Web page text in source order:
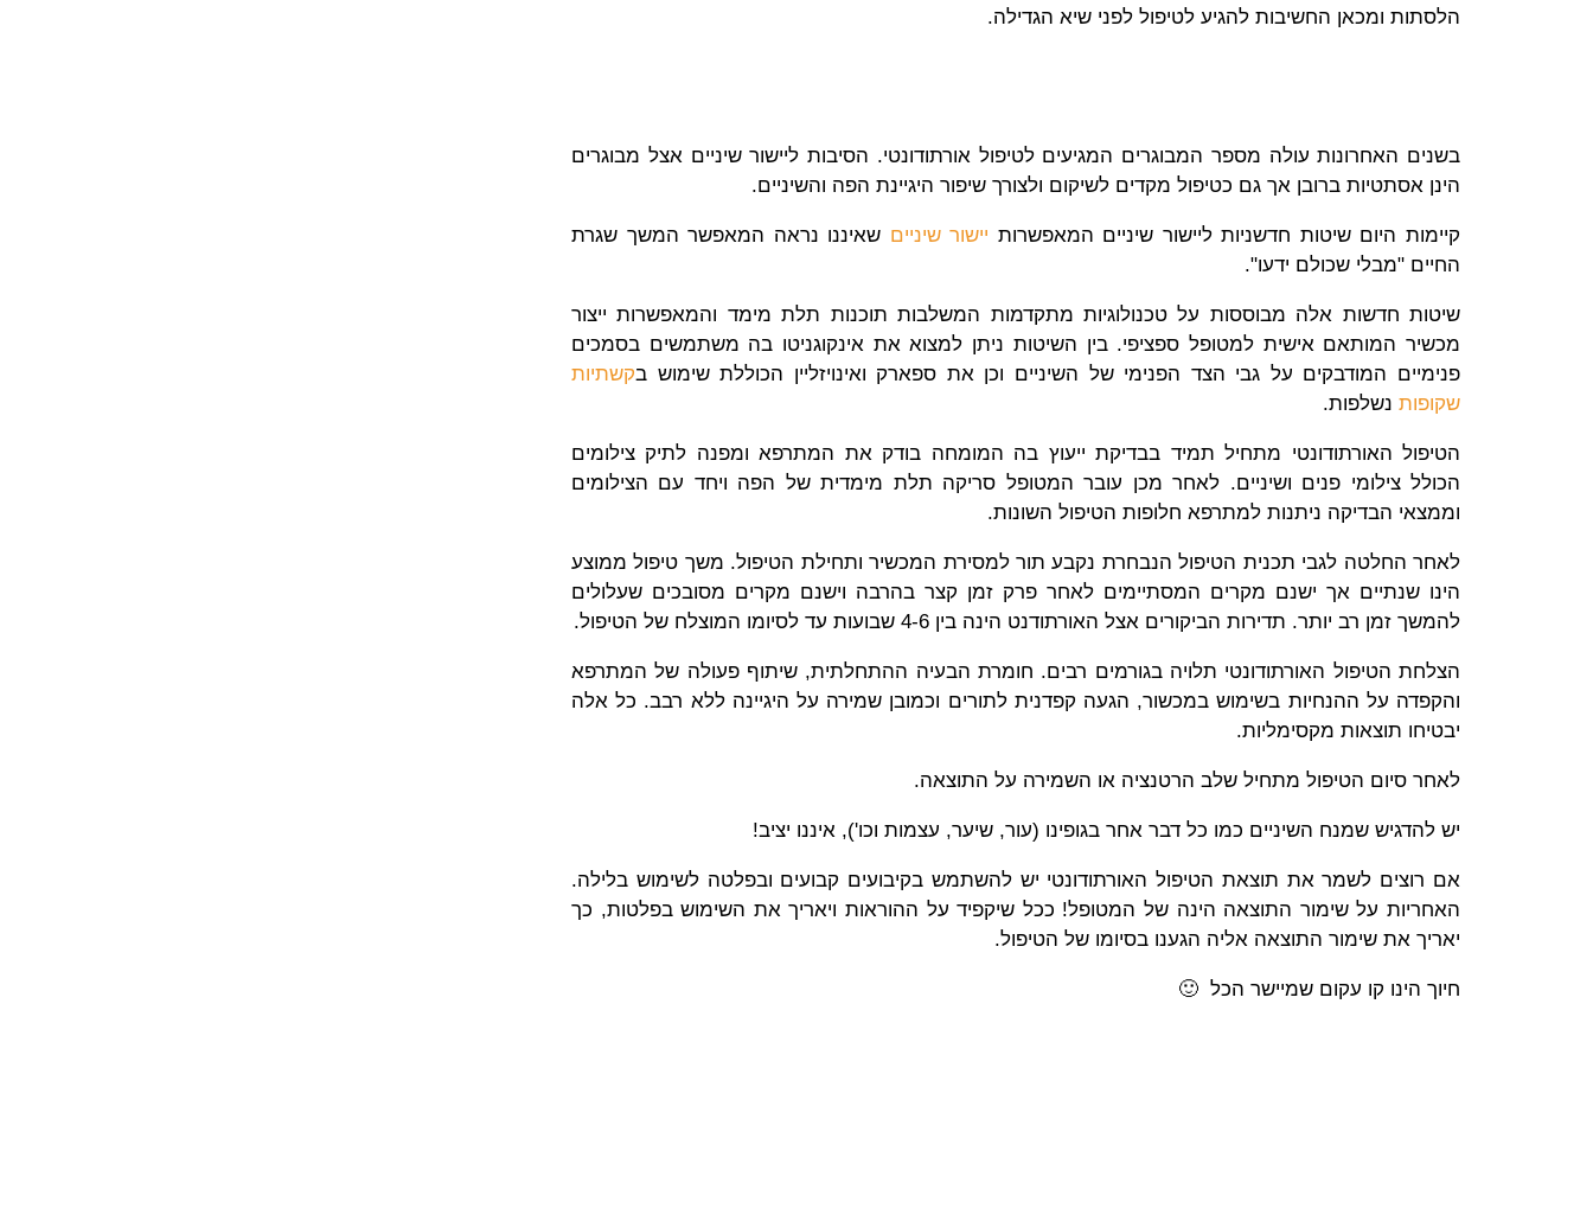
הלסתות ומכאן החשיבות להגיע לטיפול לפני שיא הגדילה.
בשנים האחרונות עולה מספר המבוגרים המגיעים לטיפול אורתודונטי. הסיבות ליישור שיניים אצל מבוגרים
הינן אסתטיות ברובן אך גם כטיפול מקדים לשיקום ולצורך שיפור היגיינת הפה והשיניים.
קיימות היום שיטות חדשניות ליישור שיניים המאפשרות יישור שיניים שאיננו נראה המאפשר המשך שגרת
החיים "מבלי שכולם ידעו".
שיטות חדשות אלה מבוססות על טכנולוגיות מתקדמות המשלבות תוכנות תלת מימד והמאפשרות ייצור
מכשיר המותאם אישית למטופל ספציפי. בין השיטות ניתן למצוא את אינקוגניטו בה משתמשים בסמכים
פנימיים המודבקים על גבי הצד הפנימי של השיניים וכן את ספארק ואינויזליין הכוללת שימוש בקשתיות
שקופות נשלפות.
הטיפול האורתודונטי מתחיל תמיד בבדיקת ייעוץ בה המומחה בודק את המתרפא ומפנה לתיק צילומים
הכולל צילומי פנים ושיניים. לאחר מכן עובר המטופל סריקה תלת מימדית של הפה ויחד עם הצילומים
וממצאי הבדיקה ניתנות למתרפא חלופות הטיפול השונות.
לאחר החלטה לגבי תכנית הטיפול הנבחרת נקבע תור למסירת המכשיר ותחילת הטיפול. משך טיפול ממוצע
הינו שנתיים אך ישנם מקרים המסתיימים לאחר פרק זמן קצר בהרבה וישנם מקרים מסובכים שעלולים
להמשך זמן רב יותר. תדירות הביקורים אצל האורתודנט הינה בין 4-6 שבועות עד לסיומו המוצלח של הטיפול.
הצלחת הטיפול האורתודונטי תלויה בגורמים רבים. חומרת הבעיה ההתחלתית, שיתוף פעולה של המתרפא
והקפדה על ההנחיות בשימוש במכשור, הגעה קפדנית לתורים וכמובן שמירה על היגיינה ללא רבב. כל אלה
יבטיחו תוצאות מקסימליות.
לאחר סיום הטיפול מתחיל שלב הרטנציה או השמירה על התוצאה.
יש להדגיש שמנח השיניים כמו כל דבר אחר בגופינו (עור, שיער, עצמות וכו'), איננו יציב!
אם רוצים לשמר את תוצאת הטיפול האורתודונטי יש להשתמש בקיבועים קבועים ובפלטה לשימוש בלילה.
האחריות על שימור התוצאה הינה של המטופל! ככל שיקפיד על ההוראות ויאריך את השימוש בפלטות, כך
יאריך את שימור התוצאה אליה הגענו בסיומו של הטיפול.
חיוך הינו קו עקום שמיישר הכל 🙂